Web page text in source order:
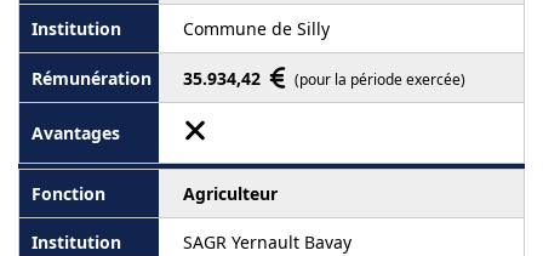
Commune de Silly
35.934,42 (pour la période exercée)
Agriculteur
SAGR Yernault Bavay